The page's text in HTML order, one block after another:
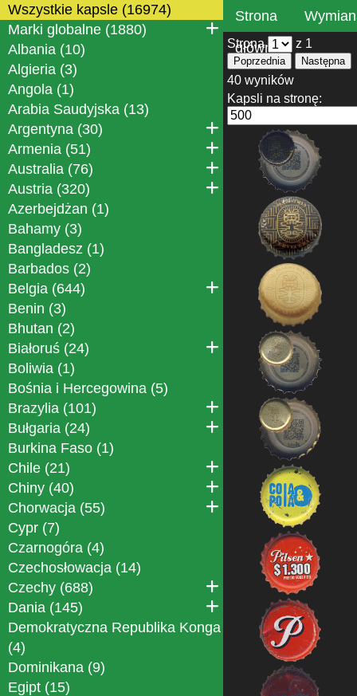
Wszystkie kapsle (16974)
Marki globalne (1880)
Albania (10)
Algieria (3)
Angola (1)
Arabia Saudyjska (13)
Argentyna (30)
Armenia (51)
Australia (76)
Austria (320)
Azerbejdżan (1)
Bahamy (3)
Bangladesz (1)
Barbados (2)
Belgia (644)
Benin (3)
Bhutan (2)
Białoruś (24)
Boliwia (1)
Bośnia i Hercegowina (5)
Brazylia (101)
Bułgaria (24)
Burkina Faso (1)
Chile (21)
Chiny (40)
Chorwacja (55)
Cypr (7)
Czarnogóra (4)
Czechosłowacja (14)
Czechy (688)
Dania (145)
Demokratyczna Republika Konga
(4)
Dominikana (9)
Egipt (15)
Strona
główna
Strona z 1
Poprzednia Następna
40 wyników
Kapsli na stronę: